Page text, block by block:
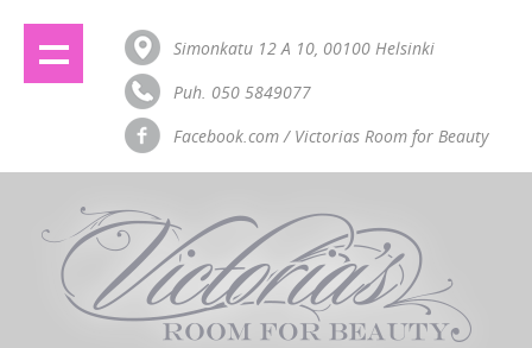
Simonkatu 12 A 10, 00100 Helsinki
Puh. 050 5849077
Facebook.com / Victorias Room for Beauty